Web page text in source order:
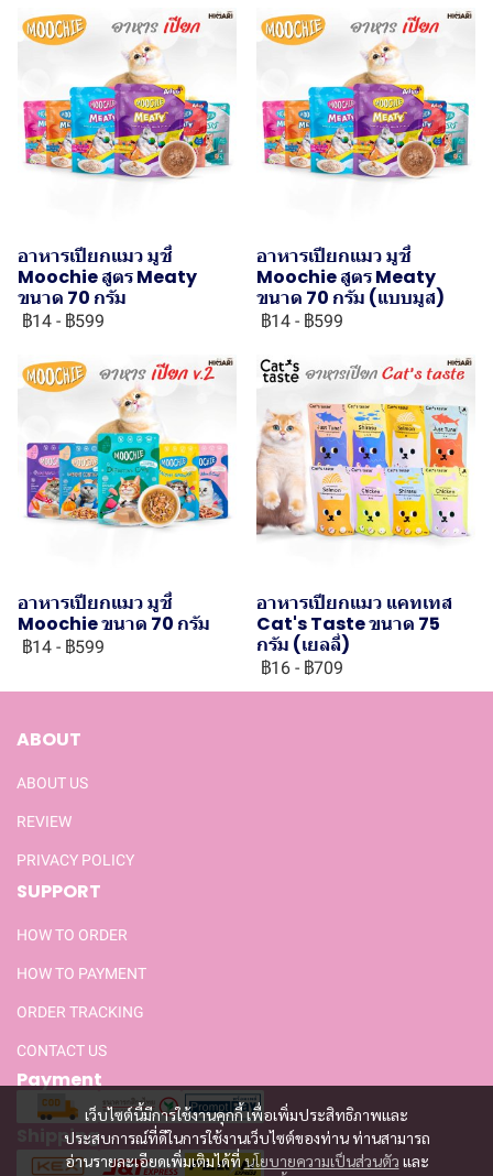
อาหารเปียกแมว มูชี่
Moochie สูตร Meaty
ขนาด 70 กรัม
฿14 - ฿599
อาหารเปียกแมว มูชี่
Moochie สูตร Meaty
ขนาด 70 กรัม (แบบมูส)
฿14 - ฿599
อาหารเปียกแมว มูชี่
Moochie ขนาด 70 กรัม
฿14 - ฿599
อาหารเปียกแมว แคทเทส
Cat's Taste ขนาด 75
กรัม (เยลลี่)
฿16 - ฿709
เว็บไซต์นี้มีการใช้งานคุกกี้ เพื่อเพิ่มประสิทธิภาพและ
ประสบการณ์ที่ดีในการใช้งานเว็บไซต์ของท่าน ท่านสามารถ
อ่านรายละเอียดเพิ่มเติมได้ที่นโยบายความเป็นส่วนตัว และ
ABOUT
ABOUT US
REVIEW
PRIVACY POLICY
SUPPORT
HOW TO ORDER
HOW TO PAYMENT
ORDER TRACKING
CONTACT US
Payment
Shipping